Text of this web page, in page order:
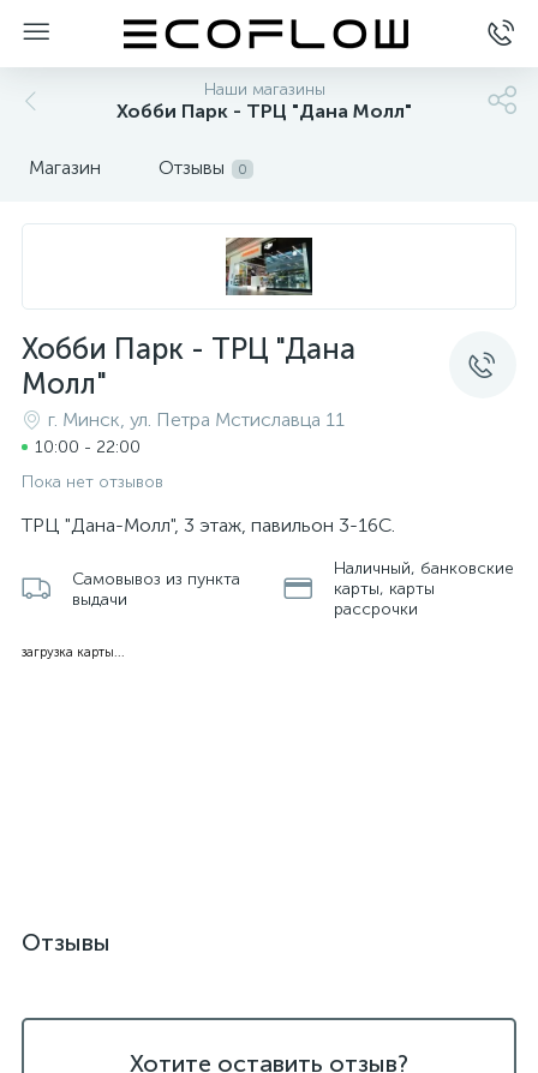
Наши магазины
Хобби Парк - ТРЦ "Дана Молл"
Магазин Отзывы 0
Хобби Парк - ТРЦ "Дана
Молл"
г. Минск, ул. Петра Мстиславца 11
10:00 - 22:00
Пока нет отзывов
ТРЦ "Дана-Молл", 3 этаж, павильон 3-16С.
Самовывоз из пункта
выдачи
Наличный, банковские
карты, карты
рассрочки
загрузка карты...
Отзывы
Хотите оставить отзыв?